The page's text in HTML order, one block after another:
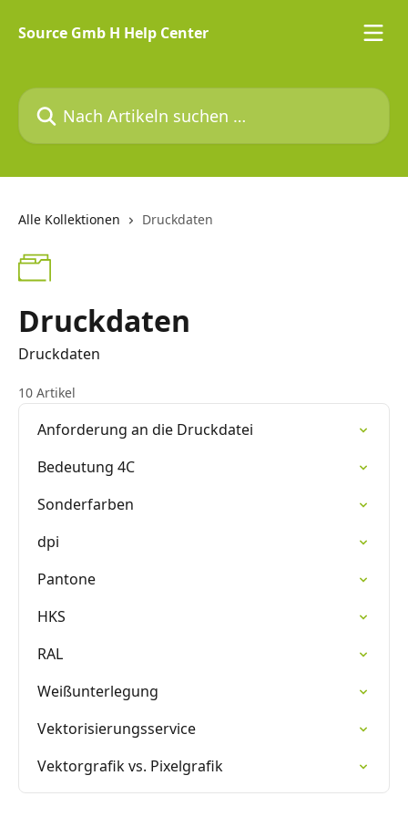
Source Gmb H Help Center
Nach Artikeln suchen …
Alle Kollektionen Druckdaten
Druckdaten
Druckdaten
10 Artikel
Anforderung an die Druckdatei
Bedeutung 4C
Sonderfarben
dpi
Pantone
HKS
RAL
Weißunterlegung
Vektorisierungsservice
Vektorgrafik vs. Pixelgrafik